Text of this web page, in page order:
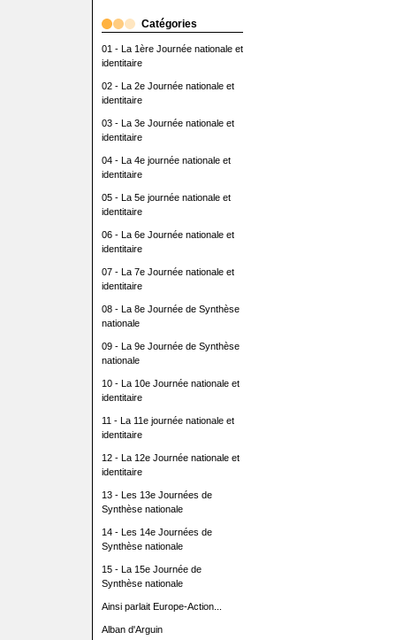
Catégories
01 - La 1ère Journée nationale et
identitaire
02 - La 2e Journée nationale et
identitaire
03 - La 3e Journée nationale et
identitaire
04 - La 4e journée nationale et
identitaire
05 - La 5e journée nationale et
identitaire
06 - La 6e Journée nationale et
identitaire
07 - La 7e Journée nationale et
identitaire
08 - La 8e Journée de Synthèse
nationale
09 - La 9e Journée de Synthèse
nationale
10 - La 10e Journée nationale et
identitaire
11 - La 11e journée nationale et
identitaire
12 - La 12e Journée nationale et
identitaire
13 - Les 13e Journées de
Synthèse nationale
14 - Les 14e Journées de
Synthèse nationale
15 - La 15e Journée de
Synthèse nationale
Ainsi parlait Europe-Action...
Alban d'Arguin